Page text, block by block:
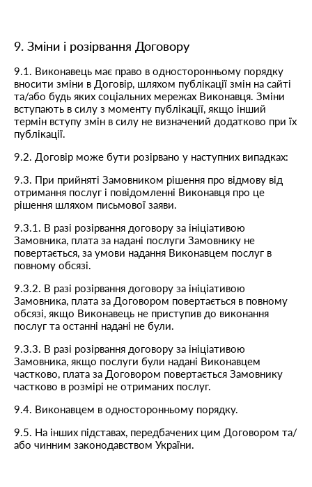
9. Зміни і розірвання Договору
9.1. Виконавець має право в односторонньому порядку
вносити зміни в Договір, шляхом публікації змін на сайті
та/або будь яких соціальних мережах Виконавця. Зміни
вступають в силу з моменту публікації, якщо інший
термін вступу змін в силу не визначений додатково при їх
публікації.
9.2. Договір може бути розірвано у наступних випадках:
9.3. При прийняті Замовником рішення про відмову від
отримання послуг і повідомленні Виконавця про це
рішення шляхом письмової заяви.
9.3.1. В разі розірвання договору за ініціативою
Замовника, плата за надані послуги Замовнику не
повертається, за умови надання Виконавцем послуг в
повному обсязі.
9.3.2. В разі розірвання договору за ініціативою
Замовника, плата за Договором повертається в повному
обсязі, якщо Виконавець не приступив до виконання
послуг та останні надані не були.
9.3.3. В разі розірвання договору за ініціативою
Замовника, якщо послуги були надані Виконавцем
частково, плата за Договором повертається Замовнику
частково в розмірі не отриманих послуг.
9.4. Виконавцем в односторонньому порядку.
9.5. На інших підставах, передбачених цим Договором та/
або чинним законодавством України.